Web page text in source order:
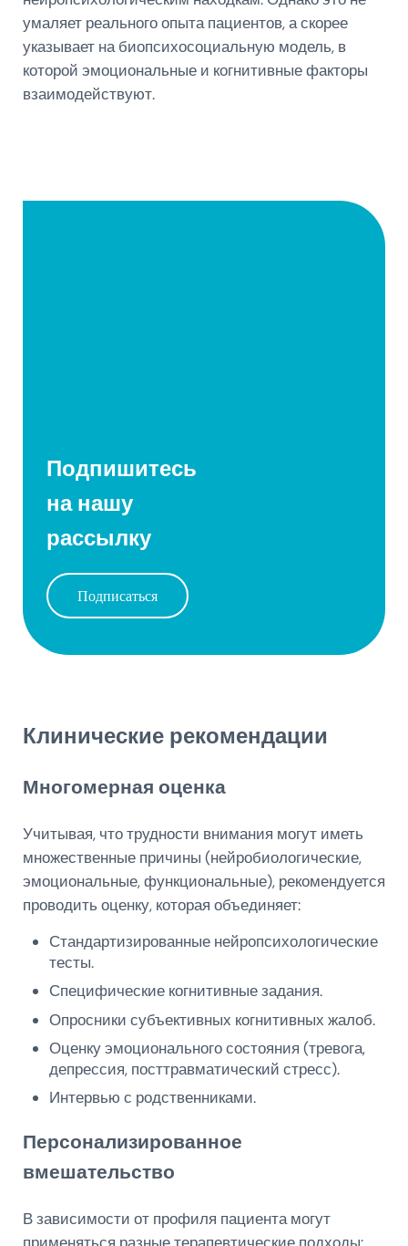
умаляет реального опыта пациентов, а скорее
указывает на биопсихосоциальную модель, в
которой эмоциональные и когнитивные факторы
взаимодействуют.
Подпишитесь
на нашу
рассылку
Подписаться
Клинические рекомендации
Многомерная оценка
Учитывая, что трудности внимания могут иметь
множественные причины (нейробиологические,
эмоциональные, функциональные), рекомендуется
проводить оценку, которая объединяет:
Стандартизированные нейропсихологические
тесты.
Специфические когнитивные задания.
Опросники субъективных когнитивных жалоб.
Оценку эмоционального состояния (тревога,
депрессия, посттравматический стресс).
Интервью с родственниками.
Персонализированное
вмешательство
В зависимости от профиля пациента могут